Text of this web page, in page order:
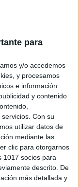
para
y/o accedemos
y procesamos
e información
y contenido
Con su
utilizar datos de
mediante las
clic para otorgarnos
1017 socios para
descrito. De
más detallada y
DE